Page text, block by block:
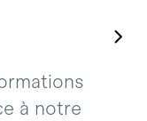
à notre